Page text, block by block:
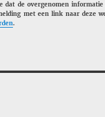
dat de overgenomen
met een link naar deze
.